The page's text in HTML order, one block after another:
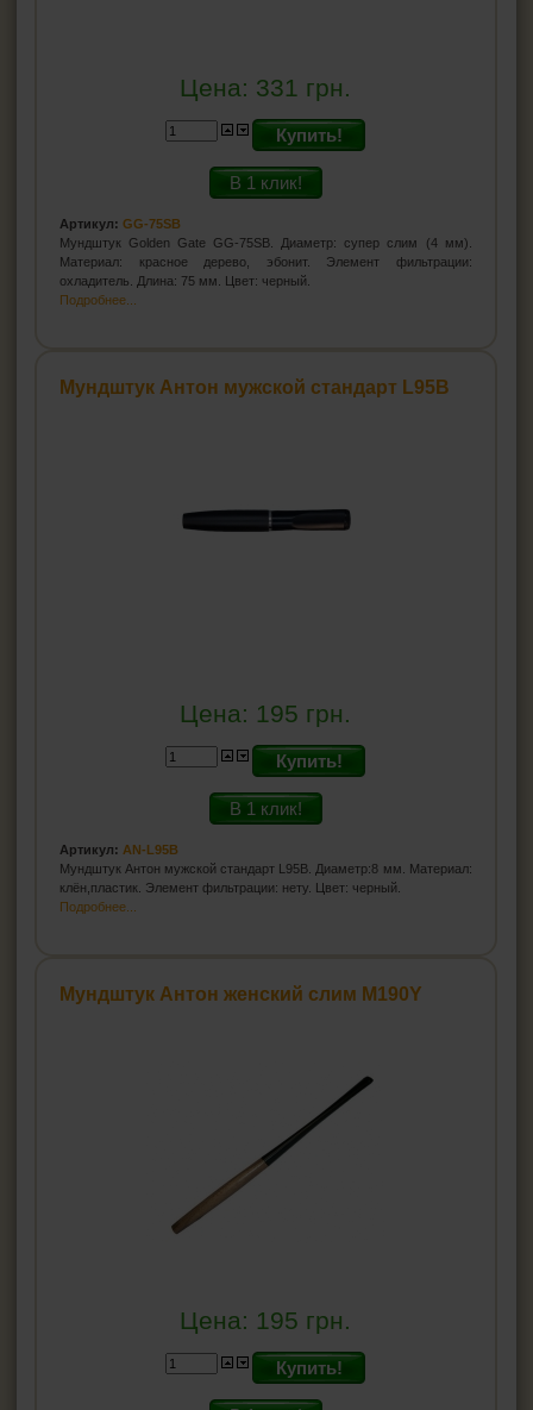
Цена: 331 грн.
Купить!
В 1 клик!
Артикул: GG-75SB
Мундштук Golden Gate GG-75SB. Диаметр: супер слим (4 мм).
Материал: красное дерево, эбонит. Элемент фильтрации:
охладитель. Длина: 75 мм. Цвет: черный.
Подробнее...
Мундштук Антон мужской стандарт L95B
Цена: 195 грн.
Купить!
В 1 клик!
Артикул: AN-L95B
Мундштук Антон мужской стандарт L95B. Диаметр:8 мм. Материал:
клён,пластик. Элемент фильтрации: нету. Цвет: черный.
Подробнее...
Мундштук Антон женский слим M190Y
Цена: 195 грн.
Купить!